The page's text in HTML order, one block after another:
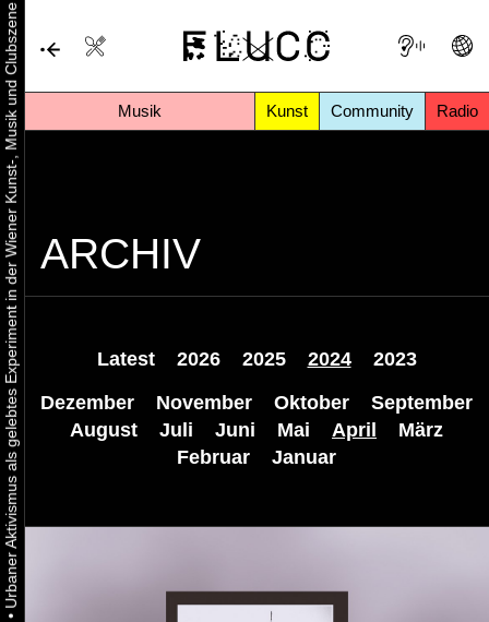
Musik Kunst Community Radio
•
Urbaner Aktivismus als gelebtes Experiment in der Wiener Kunst-, Musik und Clubszene ARCHIV
Latest 2026 2025 2024
2023
Dezember
November Oktober
September
August
Juli Juni Mai April
März
Februar
Januar